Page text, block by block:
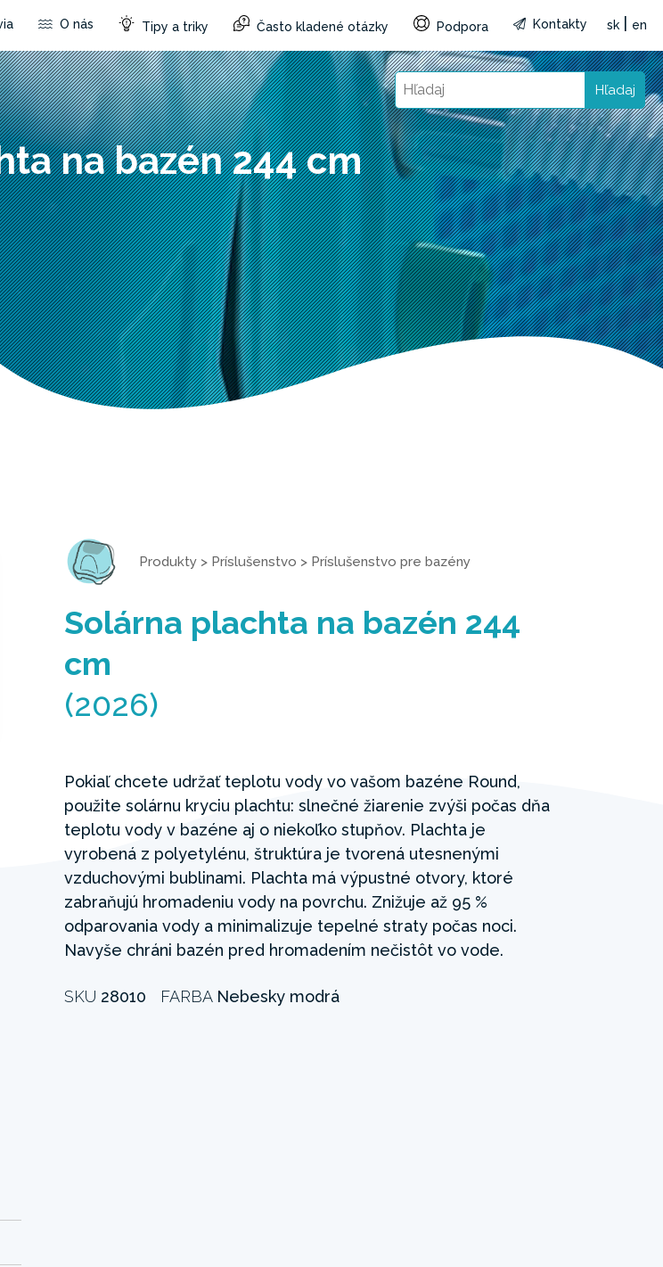
O nás Tipy a triky Často kladené otázky Podpora Kontakty sk en
Hľadaj
na bazén 244 cm
Produkty > Príslušenstvo > Príslušenstvo pre bazény
Solárna plachta na bazén 244
cm
(2026)
Pokiaľ chcete udržať teplotu vody vo vašom bazéne Round,
použite solárnu kryciu plachtu: slnečné žiarenie zvýši počas dňa
teplotu vody v bazéne aj o niekoľko stupňov. Plachta je
vyrobená z polyetylénu, štruktúra je tvorená utesnenými
vzduchovými bublinami. Plachta má výpustné otvory, ktoré
zabraňujú hromadeniu vody na povrchu. Znižuje až 95 %
odparovania vody a minimalizuje tepelné straty počas noci.
Navyše chráni bazén pred hromadením nečistôt vo vode.
SKU 28010 FARBA Nebesky modrá